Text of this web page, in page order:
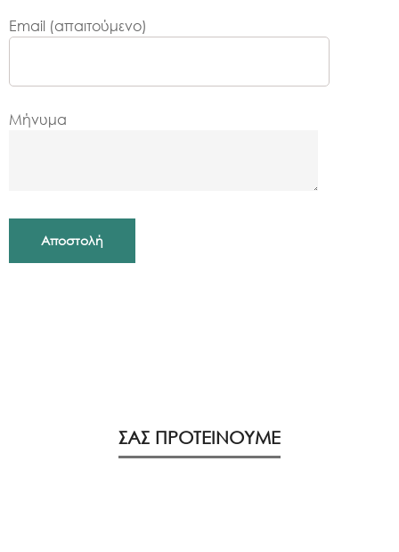
Email (απαιτούμενο)
Μήνυμα
ΣΑΣ ΠΡΟΤΕΙΝΟΥΜΕ